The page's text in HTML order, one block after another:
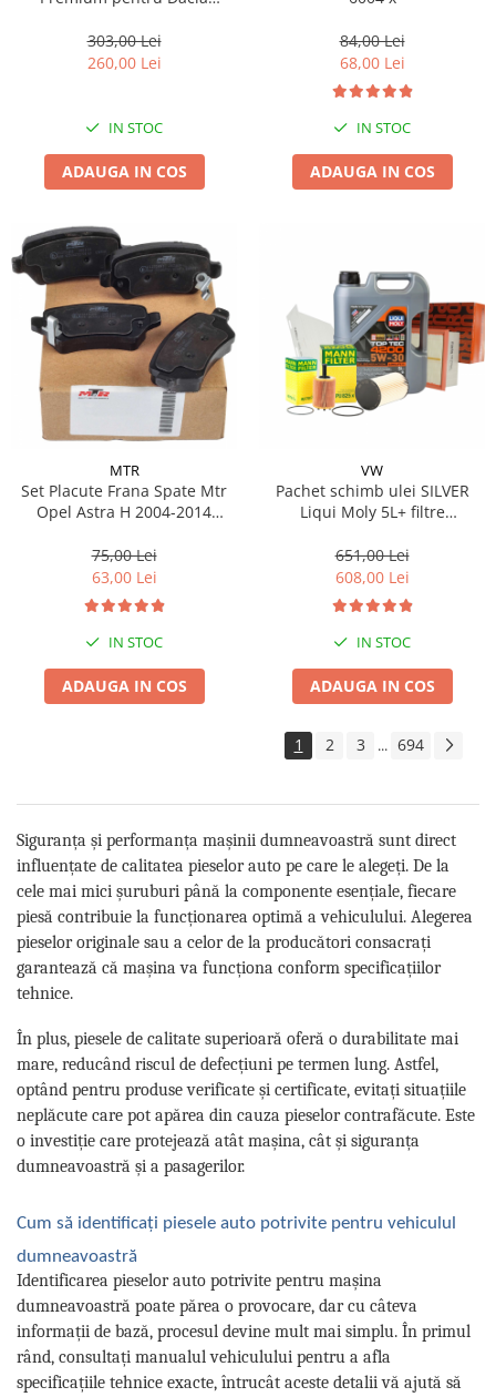
303,00 Lei
260,00 Lei
IN STOC
ADAUGA IN COS
84,00 Lei
68,00 Lei
IN STOC
ADAUGA IN COS
MTR
Set Placute Frana Spate Mtr
Opel Astra H 2004-2014
75,00 Lei
63,00 Lei
IN STOC
ADAUGA IN COS
VW
Pachet schimb ulei SILVER
Liqui Moly 5L+ filtre
VAG - VW AUDI SKODA SEAT
1.9TDI, 2.0TDI
651,00 Lei
608,00 Lei
IN STOC
ADAUGA IN COS
1 2 3 ... 694
Siguranța și performanța mașinii dumneavoastră sunt direct
influențate de calitatea pieselor auto pe care le alegeți. De la
cele mai mici șuruburi până la componente esențiale, fiecare
piesă contribuie la funcționarea optimă a vehiculului. Alegerea
pieselor originale sau a celor de la producători consacrați
garantează că mașina va funcționa conform specificațiilor
tehnice.
În plus, piesele de calitate superioară oferă o durabilitate mai
mare, reducând riscul de defecțiuni pe termen lung. Astfel,
optând pentru produse verificate și certificate, evitați situațiile
neplăcute care pot apărea din cauza pieselor contrafăcute. Este
o investiție care protejează atât mașina, cât și siguranța
dumneavoastră și a pasagerilor.
Cum să identificați piesele auto potrivite pentru vehiculul
dumneavoastră
Identificarea pieselor auto potrivite pentru mașina
dumneavoastră poate părea o provocare, dar cu câteva
informații de bază, procesul devine mult mai simplu. În primul
rând, consultați manualul vehiculului pentru a afla
specificațiile tehnice exacte, întrucât aceste detalii vă ajută să